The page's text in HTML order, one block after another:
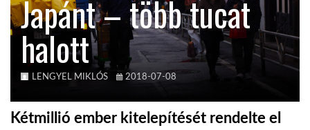
AFRIKA TUDÁSTÁR
A NAP SZÉPE
LINKTR.EE
Japánt – több tucat
halott
LENGYEL MIKLÓS 2018-07-08
Kétmillió ember kitelepítését rendelte el